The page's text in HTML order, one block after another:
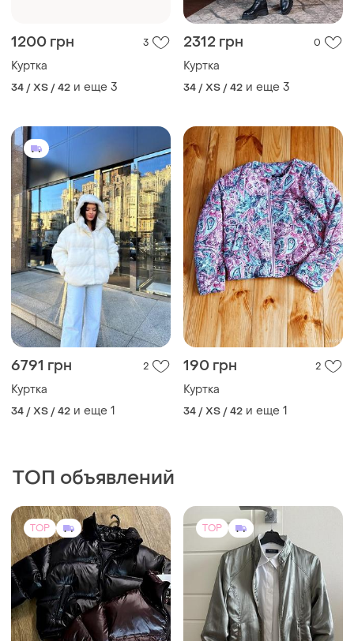
1200 грн 3
Куртка
34 / XS / 42 и еще 3
2312 грн 0
Куртка
34 / XS / 42 и еще 3
6791 грн 2
Куртка
34 / XS / 42 и еще 1
190 грн 2
Куртка
34 / XS / 42 и еще 1
ТОП объявлений
TOP TOP